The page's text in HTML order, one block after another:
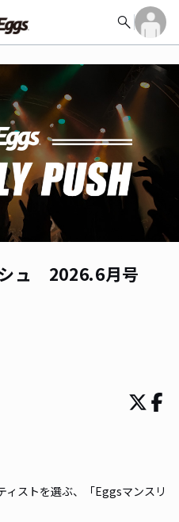
search
ュ 2026.6月号
ストを選ぶ、「Eggsマンスリ